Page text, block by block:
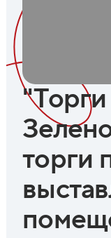
торги